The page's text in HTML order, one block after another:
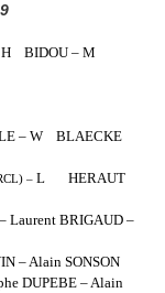
H BIDOU – M
–W BLAECKE
– L HERAUT
– Laurent BRIGAUD –
– Alain SONSON
DUPEBE – Alain